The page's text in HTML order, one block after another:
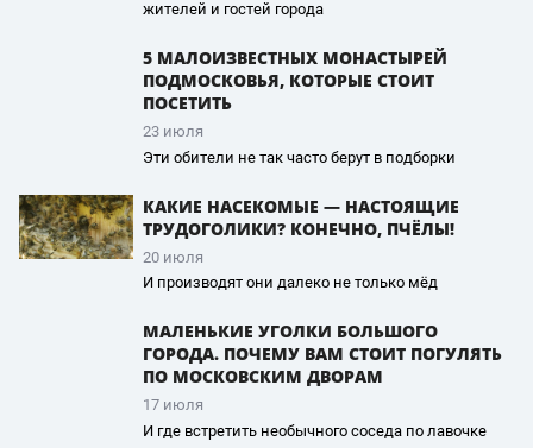
жителей и гостей города
5 МАЛОИЗВЕСТНЫХ МОНАСТЫРЕЙ
ПОДМОСКОВЬЯ, КОТОРЫЕ СТОИТ
ПОСЕТИТЬ
23 июля
Эти обители не так часто берут в подборки
КАКИЕ НАСЕКОМЫЕ — НАСТОЯЩИЕ
ТРУДОГОЛИКИ? КОНЕЧНО, ПЧЁЛЫ!
20 июля
И производят они далеко не только мёд
МАЛЕНЬКИЕ УГОЛКИ БОЛЬШОГО
ГОРОДА. ПОЧЕМУ ВАМ СТОИТ ПОГУЛЯТЬ
ПО МОСКОВСКИМ ДВОРАМ
17 июля
И где встретить необычного соседа по лавочке